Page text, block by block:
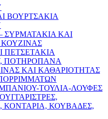
ΒΟΥΡΤΣΑΚΙΑ
ΣΥΡΜΑΤΑΚΙΑ ΚΑΙ
ΠΕΤΣΕΤΑΚΙΑ
ΠΟΤΗΡΟΠΑΝΑ
ΚΑΙ ΚΑΘΑΡΙΟΤΗΤΑΣ
ΤΟΥΛΙΑ-ΛΟΥΦΕΣ
ΚΟΝΤΑΡΙΑ, ΚΟΥΒΑΔΕΣ,